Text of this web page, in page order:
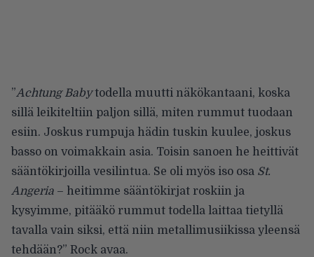
”Achtung Babytodella muutti näkökantaani, koska
sillä leikiteltiin paljon sillä, miten rummut tuodaan
esiin. Joskus rumpuja hädin tuskin kuulee, joskus
basso on voimakkain asia. Toisin sanoen he heittivät
sääntökirjoilla vesilintua. Se oli myös iso osa St.
Angeria – heitimme sääntökirjat roskiin ja
kysyimme, pitääkö rummut todella laittaa tietyllä
tavalla vain siksi, että niin metallimusiikissa yleensä
tehdään?” Rock avaa.